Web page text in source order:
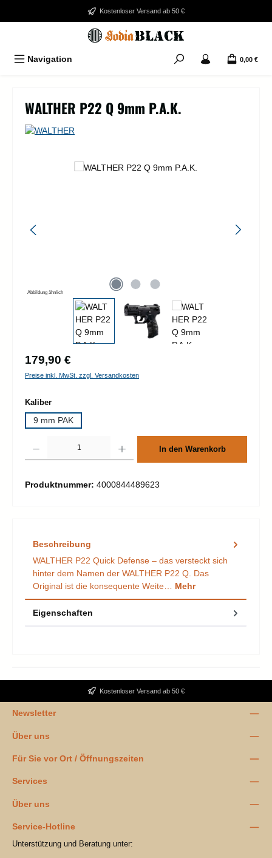
Zum Hauptinhalt springenKostenloser Versand ab 50 €
Navigation 0,00 €
WALTHER P22 Q 9mm P.A.K.
Bildergalerie überspringen
Abbildung ähnlich
Regulärer Preis:
179,90 €
Preise inkl. MwSt. zzgl. Versandkosten
Kaliberauswählen
9 mm PAK
In den Warenkorb
Produktnummer: 4000844489623
Beschreibung
WALTHER P22 Quick Defense – das versteckt sich
hinter dem Namen der WALTHER P22 Q. Das
Original ist die konsequente Weite… Mehr
Eigenschaften
Kostenloser Versand ab 50 €
Newsletter
Über uns
Für Sie vor Ort / Öffnungszeiten
Services
Über uns
Service-Hotline
Unterstützung und Beratung unter: